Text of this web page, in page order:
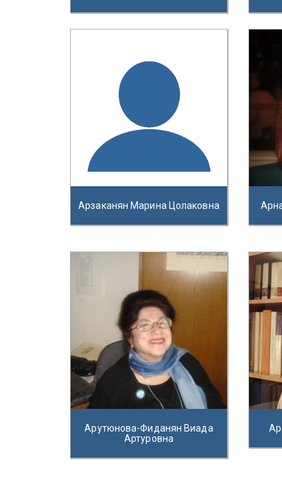
Арзаканян Марина Цолаковна
Арутюнова-Фиданян Виада
Артуровна